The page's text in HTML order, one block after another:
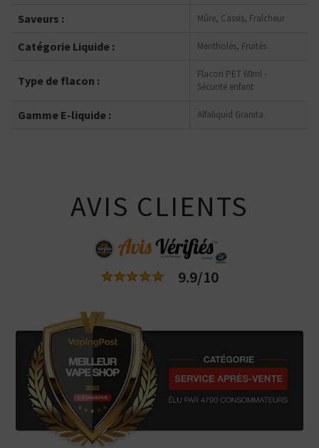
Saveurs : Mûre, Cassis, Fraîcheur
Catégorie Liquide : Mentholés, Fruités
Type de flacon :
Flacon PET 60ml -
Sécurité enfant
Gamme E-liquide : Alfaliquid Granita
AVIS CLIENTS
9.9/10